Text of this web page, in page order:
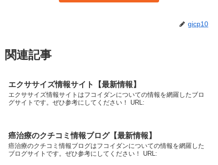
gicp10
関連記事
エクササイズ情報サイト【最新情報】
エクササイズ情報サイトはフコイダンについての情報を網羅したブロ
グサイトです。ぜひ参考にしてください！ URL:
癌治療のクチコミ情報ブログ【最新情報】
癌治療のクチコミ情報ブログはフコイダンについての情報を網羅した
ブログサイトです。ぜひ参考にしてください！ URL: